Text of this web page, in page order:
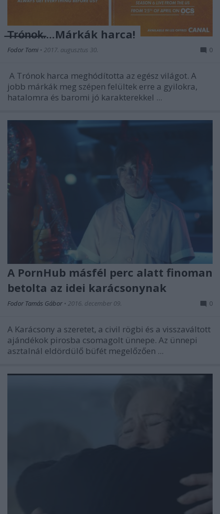
̶T̶r̶ó̶n̶o̶k̶....Márkák harca!
Fodor Tomi • 2017. augusztus 30. 0
A Trónok harca meghódította az egész világot. A
jobb márkák meg szépen felültek erre a gyilokra,
hatalomra és baromi jó karakterekkel ...
A PornHub másfél perc alatt finoman
betolta az idei karácsonynak
Fodor Tamás Gábor • 2016. december 09. 0
A Karácsony a szeretet, a civil rögbi és a visszaváltott
ajándékok pirosba csomagolt ünnepe. Az ünnepi
asztalnál eldördülő büfét megelőzően ...